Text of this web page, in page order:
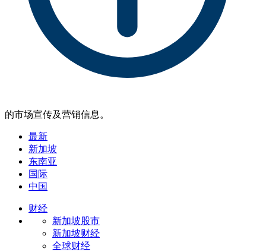
的市场宣传及营销信息。
最新
新加坡
东南亚
国际
中国
财经
新加坡股市
新加坡财经
全球财经